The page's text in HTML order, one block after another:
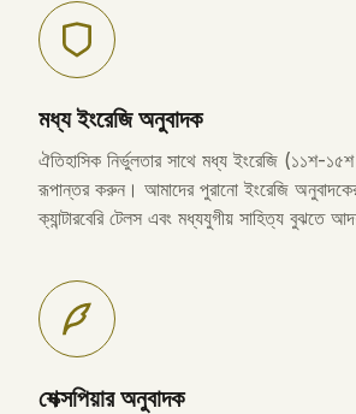
মধ্য ইংরেজি অনুবাদক
ঐতিহাসিক নির্ভুলতার সাথে মধ্য ইংরেজি (১১শ-১৫শ
রূপান্তর করুন। আমাদের পুরানো ইংরেজি অনুবাদকের
ক্যান্টারবেরি টেলস এবং মধ্যযুগীয় সাহিত্য বুঝতে
শেক্সপিয়ার অনুবাদক